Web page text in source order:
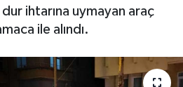
ihtarına uymayan araç
ile alındı.
ve Fikstür